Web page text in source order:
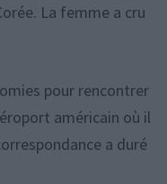
La femme a cru
pour rencontrer
américain où il
a duré